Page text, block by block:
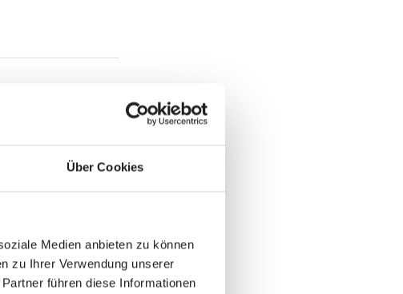
Über Cookies
Medien anbieten zu können
zu Ihrer Verwendung unserer
führen diese Informationen